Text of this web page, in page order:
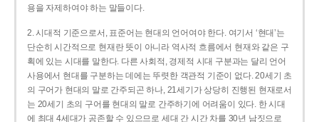
용을 자제하여야 하는 말들이다.
2. 시대적 기준으로서, 표준어는 현대의 언어여야 한다. 여기서 ‘현대’는
단순히 시간적으로 현재란 뜻이 아니라 역사적 흐름에서 현재와 같은 구
획에 있는 시대를 말한다. 다른 사회적, 경제적 시대 구분과는 달리 언어
사용에서 현대를 구분하는 데에는 뚜렷한 객관적 기준이 없다. 20세기 초
의 구어가 현대의 말로 간주되곤 하나, 21세기가 상당히 진행된 현재로서
는 20세기 초의 구어를 현대의 말로 간주하기에 어려움이 있다. 한 시대
에 최대 4세대가 공존할 수 있으므로 세대 간 시간 차를 30년 남짓으로